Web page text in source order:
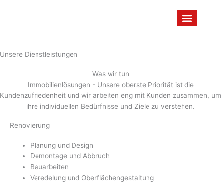
Unsere Dienstleistungen
Was wir tun
Immobilienlösungen - Unsere oberste Priorität ist die
Kundenzufriedenheit und wir arbeiten eng mit Kunden zusammen, um
ihre individuellen Bedürfnisse und Ziele zu verstehen.
Renovierung
Planung und Design
Demontage und Abbruch
Bauarbeiten
Veredelung und Oberflächengestaltung